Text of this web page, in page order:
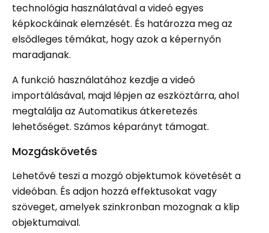
technológia használatával a videó egyes
képkockáinak elemzését. És határozza meg az
elsődleges témákat, hogy azok a képernyőn
maradjanak.
A funkció használatához kezdje a videó
importálásával, majd lépjen az eszköztárra, ahol
megtalálja az Automatikus átkeretezés
lehetőséget. Számos képarányt támogat.
Mozgáskövetés
Lehetővé teszi a mozgó objektumok követését a
videóban. És adjon hozzá effektusokat vagy
szöveget, amelyek szinkronban mozognak a klip
objektumaival.